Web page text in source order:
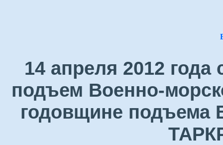
14 апреля 2012
подъем Военно-
годовщине подъема